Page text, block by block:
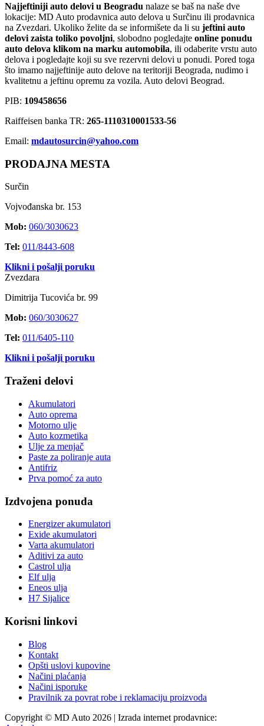
Najjeftiniji auto delovi u Beogradu nalaze se baš na naše dve
lokacije: MD Auto prodavnica auto delova u Surčinu ili prodavnica
na Zvezdari. Ukoliko želite da se informišete da li su jeftini auto
delovi zaista toliko povoljni, slobodno pogledajte online ponudu
auto delova klikom na marku automobila, ili odaberite vrstu auto
delova i pogledajte koji su sve rezervni delovi u ponudi. Pored toga
što imamo najjeftinije auto delove na teritoriji Beograda, nudimo i
kvalitetnu a jeftinu opremu za vozila. Auto delovi Beograd.
PIB: 109458656
Raiffeisen banka TR: 265-1110310001533-56
Email: mdautosurcin@yahoo.com
PRODAJNA MESTA
Surčin
Vojvođanska br. 153
Mob: 060/3030623
Tel: 011/8443-608
Klikni i pošalji poruku
Zvezdara
Dimitrija Tucovića br. 99
Mob: 060/3030627
Tel: 011/6405-110
Klikni i pošalji poruku
Traženi delovi
Akumulatori
Auto oprema
Motorno ulje
Auto kozmetika
Ulje za menjač
Paste za poliranje auta
Antifriz
Prva pomoć za auto
Izdvojena ponuda
Energizer akumulatori
Exide akumulatori
Varta akumulatori
Aditivi za auto
Castrol ulja
Elf ulja
Eneos ulja
H7 Sijalice
Korisni linkovi
Blog
Kontakt
Opšti uslovi kupovine
Načini plaćanja
Načini isporuke
Pravilnik za povrat robe i reklamaciju proizvoda
Copyright © MD Auto 2026 | Izrada internet prodavnice: